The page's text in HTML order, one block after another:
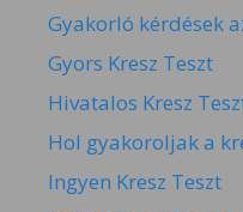
Gyakorló kérdések
Gyors Kresz Teszt
Hivatalos Kresz
Hol gyakoroljak a
Ingyen Kresz Teszt